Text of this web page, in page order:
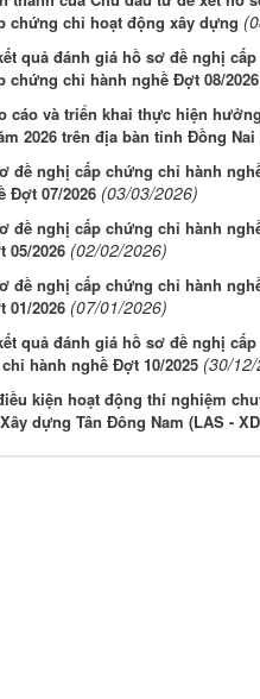
chứng chỉ hoạt động xây dựng
quả đánh giá hồ sơ đề nghị
chứng chỉ hành nghề Đợt 08/2026
cáo và triển khai thực hiện
2026 trên địa bàn tỉnh Đồng Nai
đề nghị cấp chứng chỉ hành
Đợt 07/2026 (03/03/2026)
đề nghị cấp chứng chỉ hành
05/2026 (02/02/2026)
đề nghị cấp chứng chỉ hành
01/2026 (07/01/2026)
quả đánh giá hồ sơ đề nghị
hành nghề Đợt 10/2025 (30/
kiện hoạt động thí nghiệm
dựng Tân Đông Nam (LAS - XD